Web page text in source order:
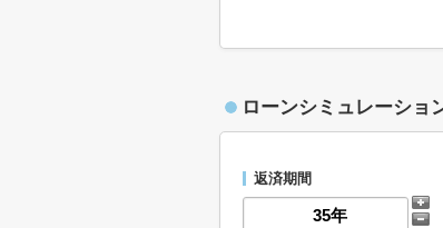
ローンシミュレーショ
返済期間